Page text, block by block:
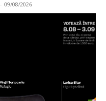
- 09/08/2026